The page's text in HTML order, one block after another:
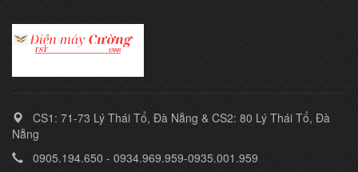
CS1: 71-73 Lý Thái Tổ, Đà Nẵng & CS2: 80 Lý Thái Tổ, Đà
Nẵng
0905.194.650 - 0934.969.959-0935.001.959